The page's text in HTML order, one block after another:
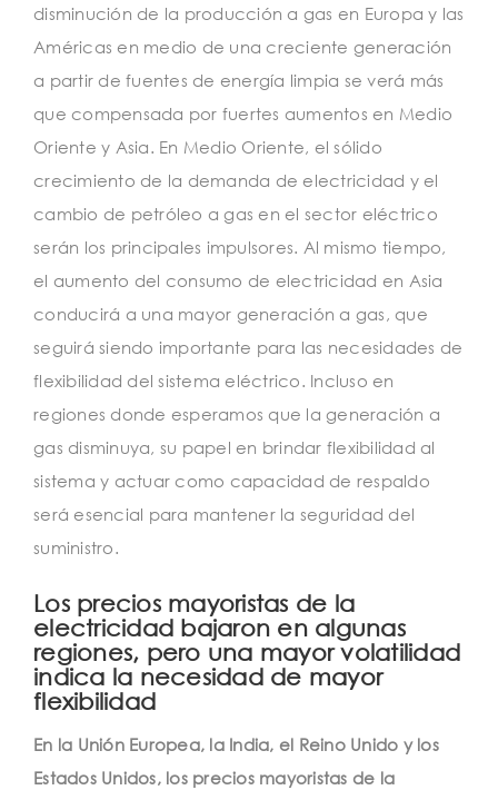
disminución de la producción a gas en Europa y las
Américas en medio de una creciente generación
a partir de fuentes de energía limpia se verá más
que compensada por fuertes aumentos en Medio
Oriente y Asia. En Medio Oriente, el sólido
crecimiento de la demanda de electricidad y el
cambio de petróleo a gas en el sector eléctrico
serán los principales impulsores. Al mismo tiempo,
el aumento del consumo de electricidad en Asia
conducirá a una mayor generación a gas, que
seguirá siendo importante para las necesidades de
flexibilidad del sistema eléctrico. Incluso en
regiones donde esperamos que la generación a
gas disminuya, su papel en brindar flexibilidad al
sistema y actuar como capacidad de respaldo
será esencial para mantener la seguridad del
suministro.
Los precios mayoristas de la
electricidad bajaron en algunas
regiones, pero una mayor volatilidad
indica la necesidad de mayor
flexibilidad
En la Unión Europea, la India, el Reino Unido y los
Estados Unidos, los precios mayoristas de la